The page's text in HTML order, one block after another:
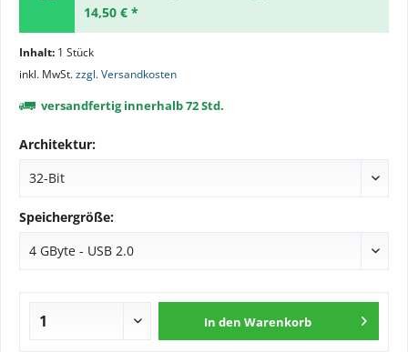
14,50 € *
Inhalt: 1 Stück
inkl. MwSt.zzgl. Versandkosten
versandfertig innerhalb 72 Std.
Architektur:
Speichergröße:
In den Warenkorb